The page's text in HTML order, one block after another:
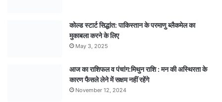
कोल्ड स्टार्ट सिद्धांत: पाकिस्तान के परमाणु ब्लैकमेल का
मुकाबला करने के लिए
May 3, 2025
आज का राशिफल व पंचांग:मिथुन राशि : मन की अस्थिरता के
कारण फैसले लेने में सक्षम नहीं रहेंगे
November 12, 2024